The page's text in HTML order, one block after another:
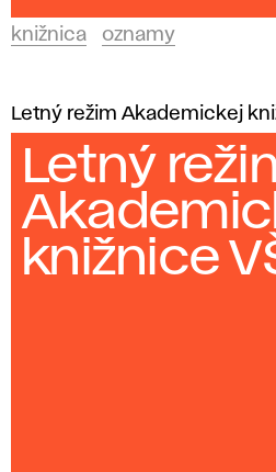
knižnica oznamy
Letný režim Akademickej
Letný
knižnice